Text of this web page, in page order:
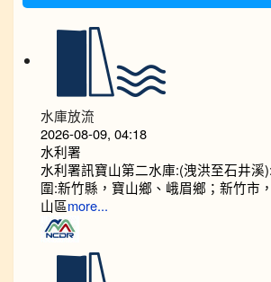
水庫放流
2026-08-09, 04:18
水利署
水利署訊寶山第二水庫:(洩洪至石井溪
圍:新竹縣，寶山鄉、峨眉鄉；新竹市
山區more...